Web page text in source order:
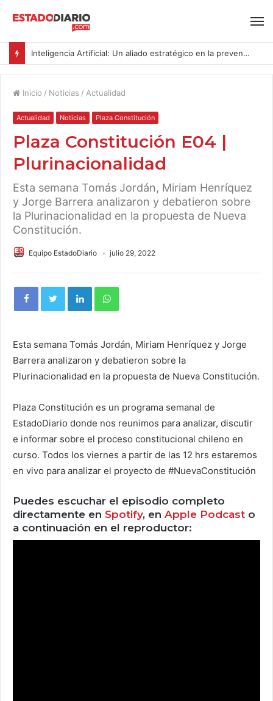
Inteligencia Artificial: Un aliado estratégico en la prevención del acoso y la violencia laboral bajo la Ley Karin
Inicio / Noticias / Actualidad
Actualidad Noticias Plaza Constitución
Plaza Constitución E04 |
Plurinacionalidad
Esta semana Tomás Jordán, Miriam Henríquez
y Jorge Barrera analizaron y debatieron sobre
la Plurinacionalidad en la propuesta de Nueva
Constitución.
Equipo EstadoDiario julio 29, 2022
Esta semana Tomás Jordán, Miriam Henríquez y Jorge
Barrera analizaron y debatieron sobre la
Plurinacionalidad en la propuesta de Nueva Constitución.
Plaza Constitución es un programa semanal de
EstadoDiario donde nos reunimos para analizar, discutir
e informar sobre el proceso constitucional chileno en
curso. Todos los viernes a partir de las 12 hrs estaremos
en vivo para analizar el proyecto de #NuevaConstitución
Puedes escuchar el episodio completo
directamente en Spotify, en Apple Podcast o
a continuación en el reproductor: